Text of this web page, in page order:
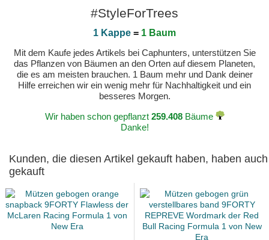
#StyleForTrees
1 Kappe = 1 Baum
Mit dem Kaufe jedes Artikels bei Caphunters, unterstützen Sie
das Pflanzen von Bäumen an den Orten auf diesem Planeten,
die es am meisten brauchen. 1 Baum mehr und Dank deiner
Hilfe erreichen wir ein wenig mehr für Nachhaltigkeit und ein
besseres Morgen.
Wir haben schon gepflanzt 259.408Bäume
Danke!
Kunden, die diesen Artikel gekauft haben, haben auch
gekauft